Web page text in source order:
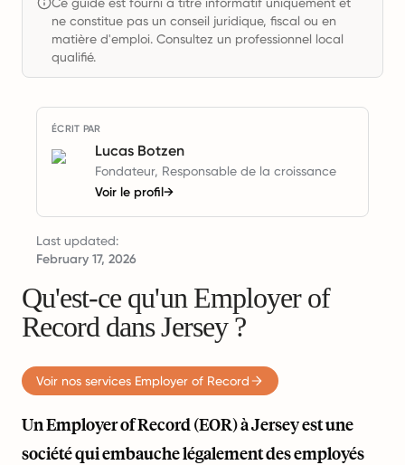
ne constitue pas un conseil juridique, fiscal ou en
matière d'emploi. Consultez un professionnel local
qualifié.
ÉCRIT PAR
Lucas Botzen
Fondateur, Responsable de la croissance
Voir le profil→
Last updated:
February 17, 2026
Qu'est-ce qu'un Employer of
Record dans Jersey ?
Voir nos services Employer of Record
Un Employer of Record (EOR) à Jersey est une
société qui embauche légalement des employés